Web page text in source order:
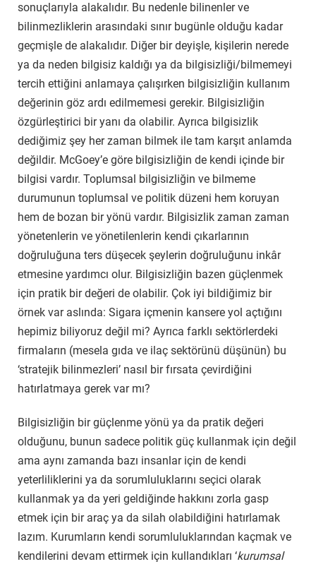
sonuçlarıyla alakalıdır. Bu nedenle bilinenler ve
bilinmezliklerin arasındaki sınır bugünle olduğu kadar
geçmişle de alakalıdır. Diğer bir deyişle, kişilerin nerede
ya da neden bilgisiz kaldığı ya da bilgisizliği/bilmemeyi
tercih ettiğini anlamaya çalışırken bilgisizliğin kullanım
değerinin göz ardı edilmemesi gerekir. Bilgisizliğin
özgürleştirici bir yanı da olabilir. Ayrıca bilgisizlik
dediğimiz şey her zaman bilmek ile tam karşıt anlamda
değildir. McGoey’e göre bilgisizliğin de kendi içinde bir
bilgisi vardır. Toplumsal bilgisizliğin ve bilmeme
durumunun toplumsal ve politik düzeni hem koruyan
hem de bozan bir yönü vardır. Bilgisizlik zaman zaman
yönetenlerin ve yönetilenlerin kendi çıkarlarının
doğruluğuna ters düşecek şeylerin doğruluğunu inkâr
etmesine yardımcı olur. Bilgisizliğin bazen güçlenmek
için pratik bir değeri de olabilir. Çok iyi bildiğimiz bir
örnek var aslında: Sigara içmenin kansere yol açtığını
hepimiz biliyoruz değil mi? Ayrıca farklı sektörlerdeki
firmaların (mesela gıda ve ilaç sektörünü düşünün) bu
‘stratejik bilinmezleri’ nasıl bir fırsata çevirdiğini
hatırlatmaya gerek var mı?
Bilgisizliğin bir güçlenme yönü ya da pratik değeri
olduğunu, bunun sadece politik güç kullanmak için değil
ama aynı zamanda bazı insanlar için de kendi
yeterliliklerini ya da sorumluluklarını seçici olarak
kullanmak ya da yeri geldiğinde hakkını zorla gasp
etmek için bir araç ya da silah olabildiğini hatırlamak
lazım. Kurumların kendi sorumluluklarından kaçmak ve
kendilerini devam ettirmek için kullandıkları ‘kurumsal